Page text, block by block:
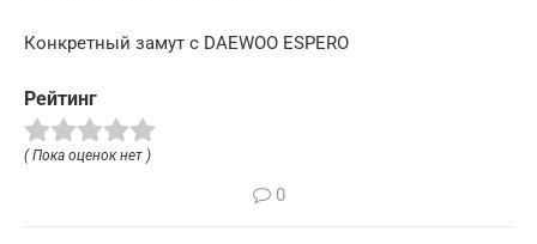
Конкретный замут с DAEWOO ESPERO
Рейтинг
( Пока оценок нет )
0